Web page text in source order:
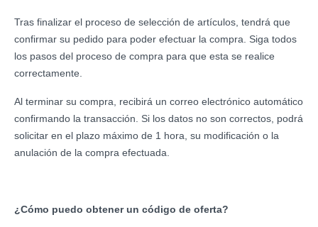
Tras finalizar el proceso de selección de artículos, tendrá que
confirmar su pedido para poder efectuar la compra. Siga todos
los pasos del proceso de compra para que esta se realice
correctamente.
Al terminar su compra, recibirá un correo electrónico automático
confirmando la transacción. Si los datos no son correctos, podrá
solicitar en el plazo máximo de 1 hora, su modificación o la
anulación de la compra efectuada.
¿Cómo puedo obtener un código de oferta?